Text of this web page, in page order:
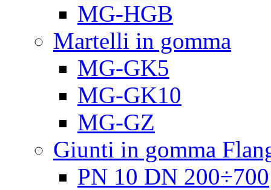
MG-HGB
Martelli in gomma
MG-GK5
MG-GK10
MG-GZ
Giunti in gomma
PN 10 DN 200÷700